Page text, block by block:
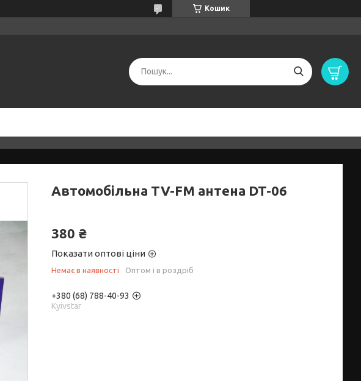
Кошик
Автомобільна TV-FM антена DT-06
380 ₴
Показати оптові ціни
Немає в наявності Оптом і в роздріб
+380 (68) 788-40-93
Kyivstar